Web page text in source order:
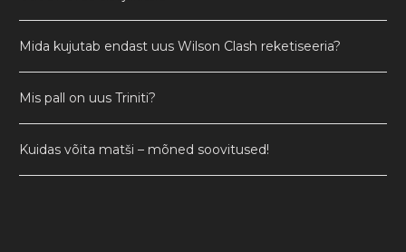
Mida kujutab endast uus Wilson Clash reketiseeria?
Mis pall on uus Triniti?
Kuidas võita matši – mõned soovitused!